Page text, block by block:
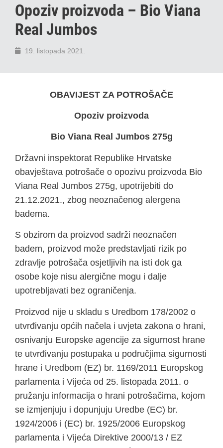
Opoziv proizvoda – Bio Viana
Real Jumbos
19. listopada 2021.
OBAVIJEST ZA POTROŠAČE
Opoziv proizvoda
Bio Viana Real Jumbos 275g
Državni inspektorat Republike Hrvatske
obavještava potrošače o opozivu proizvoda Bio
Viana Real Jumbos 275g, upotrijebiti do
21.12.2021., zbog neoznačenog alergena
badema.
S obzirom da proizvod sadrži neoznačen
badem, proizvod može predstavljati rizik po
zdravlje potrošača osjetljivih na isti dok ga
osobe koje nisu alergične mogu i dalje
upotrebljavati bez ograničenja.
Proizvod nije u skladu s Uredbom 178/2002 o
utvrđivanju općih načela i uvjeta zakona o hrani,
osnivanju Europske agencije za sigurnost hrane
te utvrđivanju postupaka u područjima sigurnosti
hrane i Uredbom (EZ) br. 1169/2011 Europskog
parlamenta i Vijeća od 25. listopada 2011. o
pružanju informacija o hrani potrošačima, kojom
se izmjenjuju i dopunjuju Uredbe (EC) br.
1924/2006 i (EC) br. 1925/2006 Europskog
parlamenta i Vijeća Direktive 2000/13 / EZ